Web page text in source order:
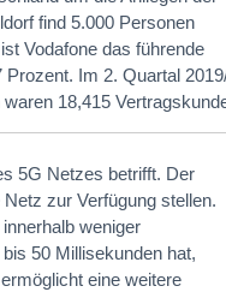
find 5.000 Personen
Vodafone das führende
Im 2. Quartal
18,415
5G Netzes betrifft. Der
zur Verfügung stellen.
weniger
50 Millisekunden hat,
eine weitere